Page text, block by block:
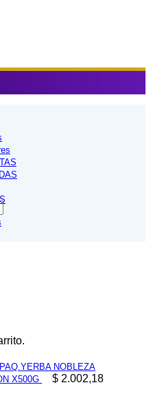
PAQ.YERBA NOBLEZA
X500G
$ 2.002,18